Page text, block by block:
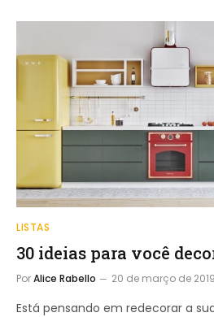
LISTAS
30 ideias para você
PorAlice Rabello 20 de março de 2019
Está pensando em redecorar a